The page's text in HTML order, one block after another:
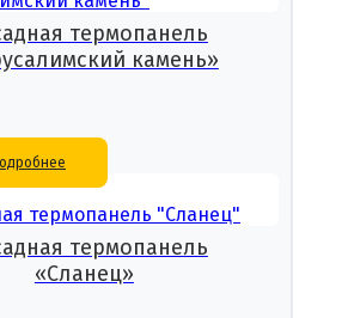
термопанель
камень»
термопанель
«Сланец»